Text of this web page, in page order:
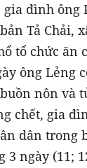
gia đình ông
Tả Chải,
tổ chức ăn
ông Lẻng
nôn và
chết, gia
dân trong
3 ngày (11;